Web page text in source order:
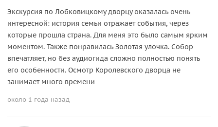
Экскурсия по Лобковицкому дворцу оказалась очень
интересной: история семьи отражает события, через
которые прошла страна. Для меня это было самым ярким
моментом. Также понравилась Золотая улочка. Собор
впечатляет, но без аудиогида сложно полностью понять
его особенности. Осмотр Королевского дворца не
занимает много времени
около 1 года назад